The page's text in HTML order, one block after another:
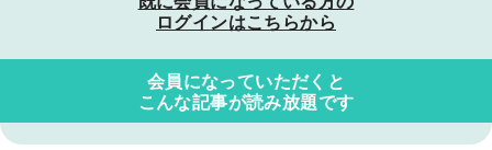
ログインはこちらから
会員になっていただくと
こんな記事が読み放題です